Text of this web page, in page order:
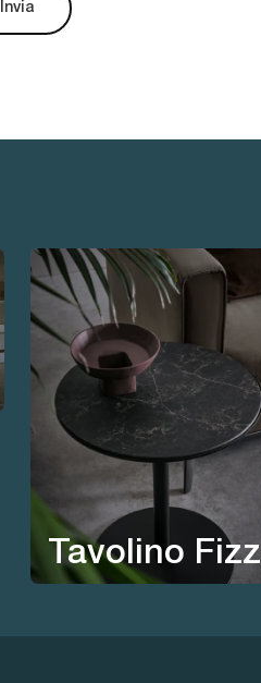
Invia
Tavolino Fizz